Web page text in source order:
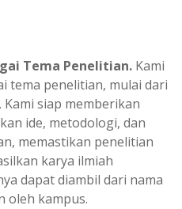
Tema Penelitian. Kami
tema penelitian, mulai dari
siap memberikan
ide, metodologi, dan
memastikan penelitian
karya ilmiah
dapat diambil dari nama
oleh kampus.